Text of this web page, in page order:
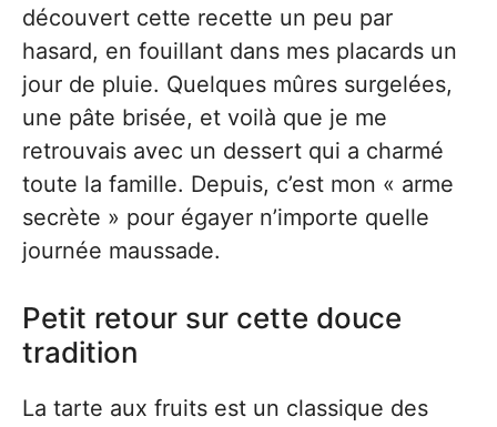
découvert cette recette un peu par
hasard, en fouillant dans mes placards un
jour de pluie. Quelques mûres surgelées,
une pâte brisée, et voilà que je me
retrouvais avec un dessert qui a charmé
toute la famille. Depuis, c’est mon « arme
secrète » pour égayer n’importe quelle
journée maussade.
Petit retour sur cette douce
tradition
La tarte aux fruits est un classique des